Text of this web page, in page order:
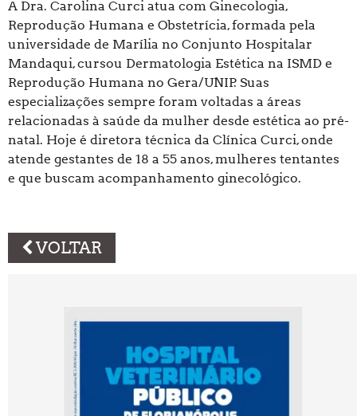
A Dra. Carolina Curci atua com Ginecologia,
Reprodução Humana e Obstetrícia, formada pela
universidade de Marília no Conjunto Hospitalar
Mandaqui, cursou Dermatologia Estética na ISMD e
Reprodução Humana no Gera/UNIP. Suas
especializações sempre foram voltadas a áreas
relacionadas à saúde da mulher desde estética ao pré-
natal. Hoje é diretora técnica da Clínica Curci, onde
atende gestantes de 18 a 55 anos, mulheres tentantes
e que buscam acompanhamento ginecológico.
VOLTAR